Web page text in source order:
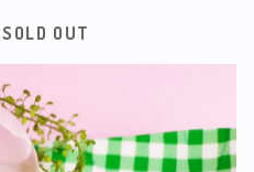
SOLD OUT